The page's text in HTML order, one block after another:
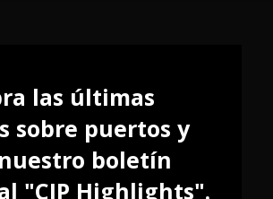
las últimas
sobre puertos y
boletín
"CIP Highlights".